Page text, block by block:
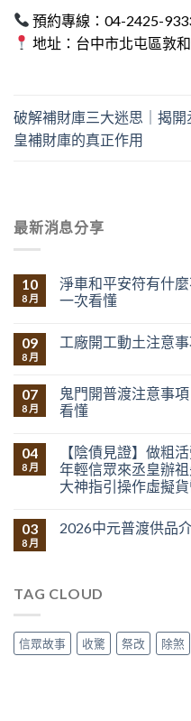
預約專線：04-2425-
地址：台中市北屯區敦
破解補財庫三大迷思｜揭開
皇補財庫的真正作用
最新消息分享
10
8 月
淨車和平安符有什
一次看懂
09
8 月
工廠開工動土注意
07
8 月
鬼門開普渡注意事
看懂
04
8 月
【陰債見證】做粗
年輕信眾來丞皇辦
大神指引操作虛擬貨
03
8 月
2026中元普渡供品
TAG CLOUD
信眾故事 收驚 祭改 除煞